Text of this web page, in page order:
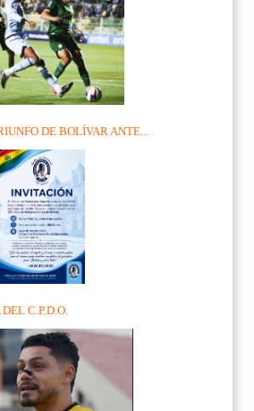
DE BOLÍVAR ANTE...
C.P.D.O.